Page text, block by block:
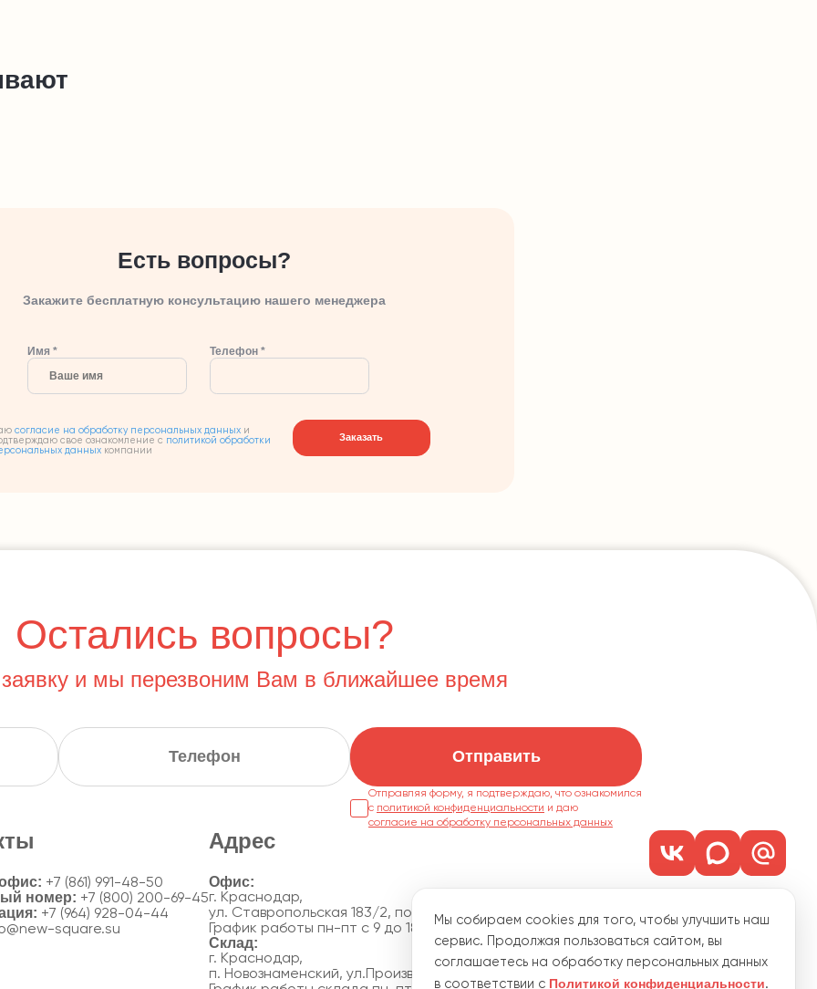
Есть вопросы?
Закажите бесплатную консультацию нашего менеджера
Имя * Телефон *
согласие на обработку персональных данных и
свое ознакомление с политикой обработки
данных компании
Заказать
Остались вопросы?
заявку и мы перезвоним Вам в ближайшее время
Отправить
Отправляя форму, я подтверждаю, что ознакомился
с политикой конфиденциальности
согласие на обработку персональных данных
+7 (861) 991-48-50
номер: +7 (800) 200-69-45
+7 (964) 928-04-44
square.su
Адрес
г. Краснодар,
ул. Ставропольская 183/2, пом. 1101
График работы пн-пт с 9 до 18
г. Краснодар,
п. Новознаменский, ул.Производственная, 15
Мы собираем cookies для того, чтобы улучшить наш
сервис. Продолжая пользоваться сайтом, вы
соглашаетесь на обработку персональных данных
в соответствии с Политикой конфиденциальности.